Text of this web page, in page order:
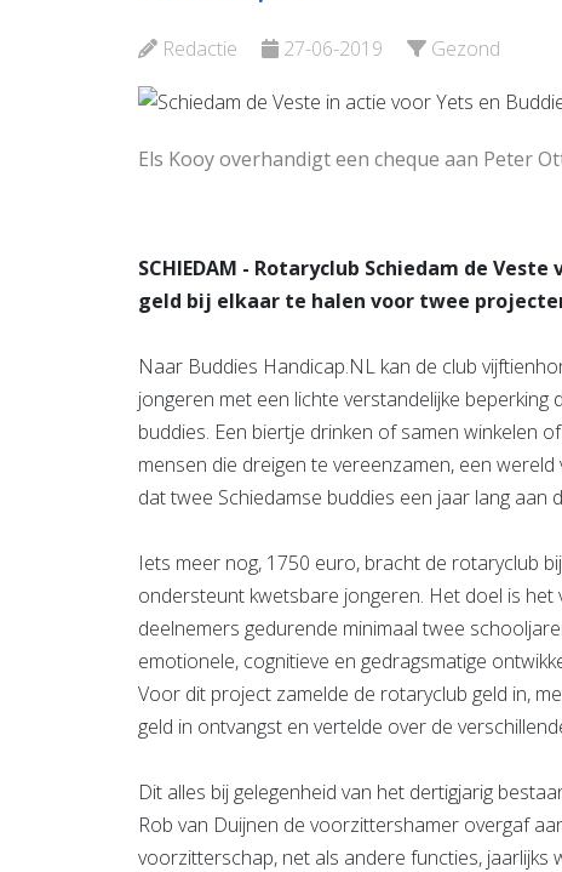
Redactie 27-06-2019 Gezond
Els Kooy overhandigt een cheque aan Peter
SCHIEDAM - Rotaryclub Schiedam de
geld bij elkaar te halen voor twee
Naar Buddies Handicap.NL kan de club
jongeren met een lichte verstandelijke
buddies. Een biertje drinken of samen winkelen
mensen die dreigen te vereenzamen, een
dat twee Schiedamse buddies een jaar lang aan
Iets meer nog, 1750 euro, bracht de rotaryclub
ondersteunt kwetsbare jongeren. Het doel is
deelnemers gedurende minimaal twee
emotionele, cognitieve en gedragsmatige
Voor dit project zamelde de rotaryclub geld in,
geld in ontvangst en vertelde over de
Dit alles bij gelegenheid van het dertigjarig
Rob van Duijnen de voorzittershamer overgaf
voorzitterschap, net als andere functies, jaarlijks